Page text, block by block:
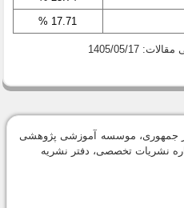
17.71 %
1405/05/17
جمهوری، موسسه آموزشی پژوهشی
نشریات تخصصی، دفتر نشریه